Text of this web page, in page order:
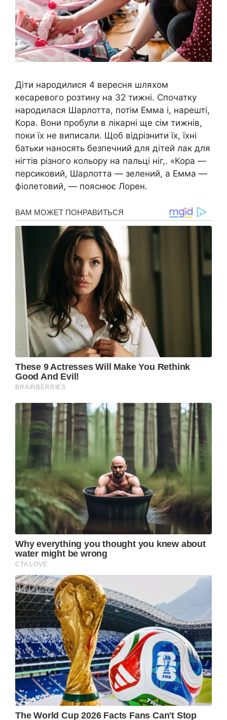
Діти народилися 4 вересня шляхом
кесаревого розтину на 32 тижні. Спочатку
народилася Шарлотта, потім Емма і, нарешті,
Кора. Вони пробули в лікарні ще сім тижнів,
поки їх не виписали. Щоб відрізнити їх, їхні
батьки наносять безпечний для дітей лак для
нігтів різного кольору на пальці ніг,. «Кора —
персиковий, Шарлотта — зелений, а Емма —
фіолетовий, — пояснює Лорен.